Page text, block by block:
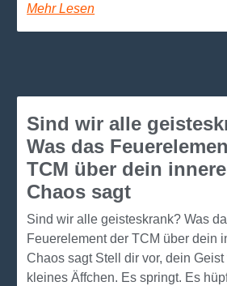
Mehr Lesen
Sind wir alle
Was das
TCM über dein
Chaos sagt
Sind wir alle geisteskrank? Was
Feuerelement der TCM über dein
Chaos sagt Stell dir vor, dein Geist
kleines Äffchen. Es springt. Es